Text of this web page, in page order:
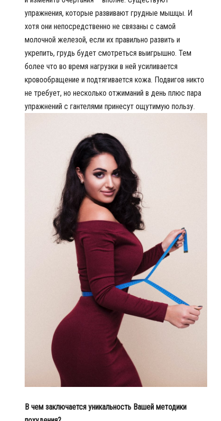
упражнения, которые развивают грудные мышцы. И
хотя они непосредственно не связаны с самой
молочной железой, если их правильно развить и
укрепить, грудь будет смотреться выигрышно. Тем
более что во время нагрузки в ней усиливается
кровообращение и подтягивается кожа. Подвигов никто
не требует, но несколько отжиманий в день плюс пара
упражнений с гантелями принесут ощутимую пользу.
В чем заключается уникальность Вашей методики